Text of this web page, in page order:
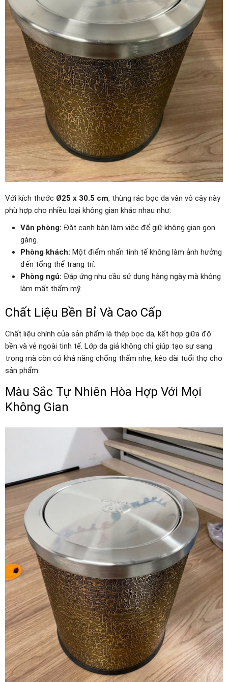
Với kích thước Ø25 x 30.5 cm, thùng rác bọc da vân vỏ cây này
phù hợp cho nhiều loại không gian khác nhau như:
Văn phòng: Đặt cạnh bàn làm việc để giữ không gian gọn
gàng.
Phòng khách: Một điểm nhấn tinh tế không làm ảnh hưởng
đến tổng thể trang trí.
Phòng ngủ: Đáp ứng nhu cầu sử dụng hàng ngày mà không
làm mất thẩm mỹ.
Chất Liệu Bền Bỉ Và Cao Cấp
Chất liệu chính của sản phẩm là thép bọc da, kết hợp giữa độ
bền và vẻ ngoài tinh tế. Lớp da giả không chỉ giúp tạo sự sang
trọng mà còn có khả năng chống thấm nhẹ, kéo dài tuổi thọ cho
sản phẩm.
Màu Sắc Tự Nhiên Hòa Hợp Với Mọi
Không Gian